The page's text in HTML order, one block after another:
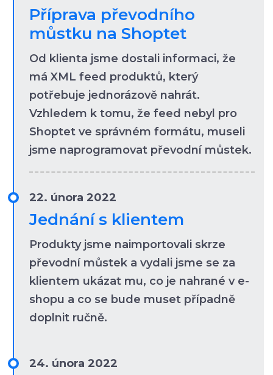
Příprava převodního
můstku na Shoptet
Od klienta jsme dostali informaci, že
má XML feed produktů, který
potřebuje jednorázově nahrát.
Vzhledem k tomu, že feed nebyl pro
Shoptet ve správném formátu, museli
jsme naprogramovat převodní můstek.
22. února 2022
Jednání s klientem
Produkty jsme naimportovali skrze
převodní můstek a vydali jsme se za
klientem ukázat mu, co je nahrané v e-
shopu a co se bude muset případně
doplnit ručně.
24. února 2022